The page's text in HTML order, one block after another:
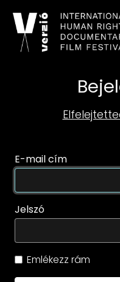
Kisegítő
E-mail cím
Jelszó
Emlékezz rám